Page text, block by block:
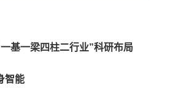
一基一梁四柱二行业”科研布局
智能